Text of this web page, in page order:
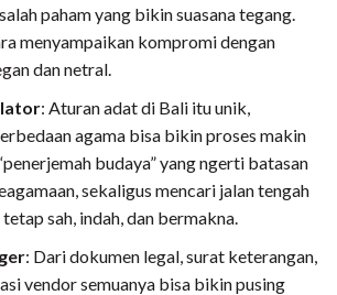
paham yang bikin suasana tegang.
menyampaikan kompromi dengan
dan netral.
: Aturan adat di Bali itu unik,
agama bisa bikin proses makin
budaya” yang ngerti batasan
sekaligus mencari jalan tengah
sah, indah, dan bermakna.
: Dari dokumen legal, surat keterangan,
vendor semuanya bisa bikin pusing